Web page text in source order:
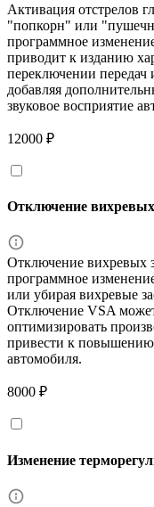
Активация отстрелов
"попкорн" или
программное
приводит к изданию
переключении передач
добавляя
звуковое восприятие
12000 ₽
Отключение
Отключение вихревых
программное
или убирая вихревые
Отключение VSA
оптимизировать
привести к
автомобиля.
8000 ₽
Изменение